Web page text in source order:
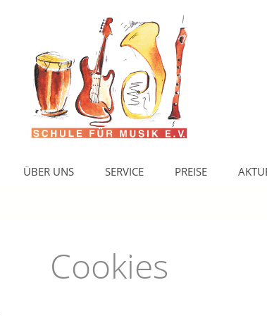
ÜBER UNS SERVICE PREISE
Cookies